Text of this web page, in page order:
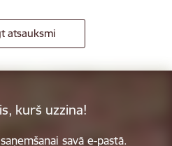
atsauksmi
kurš uzzina!
savā e-pastā.